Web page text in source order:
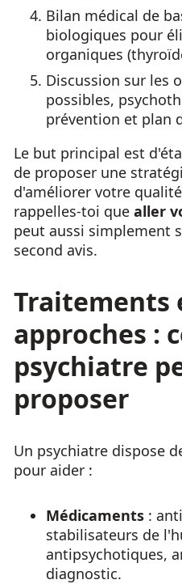
Bilan médical de
biologiques pour
organiques
Discussion sur les
possibles,
prévention et plan
Le but principal est
de proposer une
d'améliorer votre
rappelles-toi que aller
peut aussi simplement
second avis.
Traitements
approches :
psychiatre
proposer
Un psychiatre dispose
pour aider :
Médicaments :
stabilisateurs de
antipsychotiques,
diagnostic.